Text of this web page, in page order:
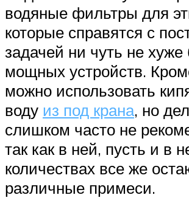
водяные фильтры для
которые справятся с
задачей ни чуть не хуже
мощных устройств.
можно использовать
воду из под крана, но
слишком часто не
так как в ней, пусть и в
количествах все же
различные примеси.